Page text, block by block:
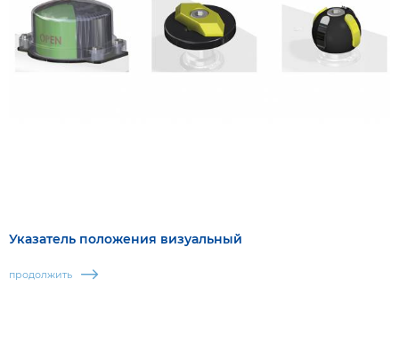
Указатель положения визуальный
продолжить